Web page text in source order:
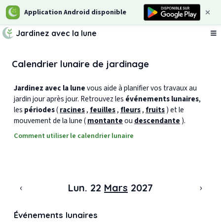
Application Android disponible
Jardinez avec la lune
Calendrier lunaire de jardinage
Jardinez avec la lunevous aide à planifier vos travaux au
jardin jour après jour. Retrouvez les événements lunaires,
les périodes(racines, feuilles, fleurs, fruits) et le
mouvement de la lune (montanteou descendante ).
Comment utiliser le calendrier lunaire
‹ Lun. 22 Mars 2027 ›
Événements lunaires